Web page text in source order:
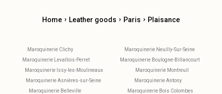
Home › Leather goods › Paris › Plaisance
Maroquinerie Clichy
Maroquinerie Neuilly-Sur-Seine
Maroquinerie Levallois-Perret
Maroquinerie Boulogne-Billancourt
Maroquinerie Issy-les-Moulineaux
Maroquinerie Montreuil
Maroquinerie Asnières-sur-Seine
Maroquinerie Antony
Maroquinerie Belleville
Maroquinerie Bois Colombes